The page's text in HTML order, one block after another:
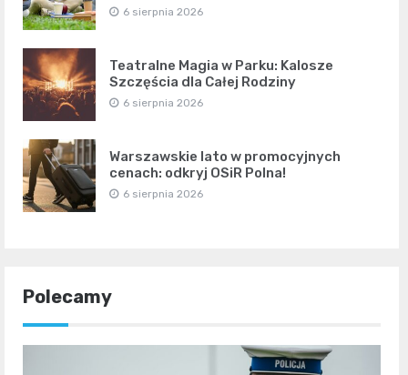
6 sierpnia 2026
Teatralne Magia w Parku: Kalosze
Szczęścia dla Całej Rodziny
6 sierpnia 2026
Warszawskie lato w promocyjnych
cenach: odkryj OSiR Polna!
6 sierpnia 2026
Polecamy